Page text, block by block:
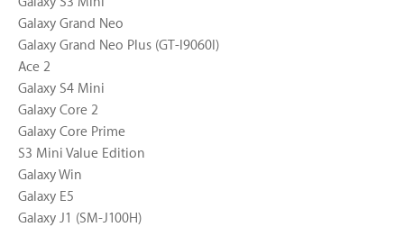
Galaxy Grand Neo
Galaxy Grand Neo Plus (GT-I9060I)
Ace 2
Galaxy S4 Mini
Galaxy Core 2
Galaxy Core Prime
S3 Mini Value Edition
Galaxy Win
Galaxy E5
Galaxy J1 (SM-J100H)